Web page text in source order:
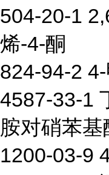
504-20-1
烯-4-酮
824-94-2
4587-33-1
胺对硝苯基
1200-03-9